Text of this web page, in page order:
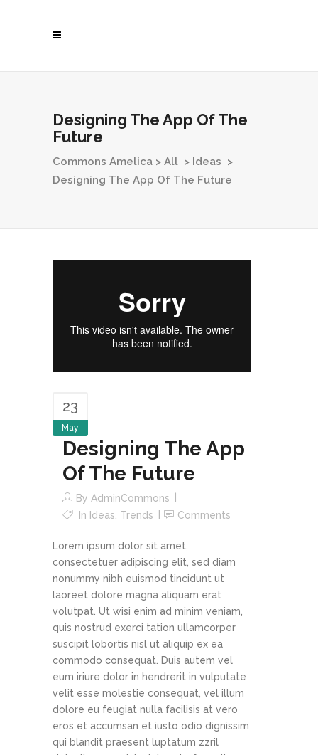
Designing The App Of The
Future
Commons Amelica > All > Ideas >
Designing The App Of The Future
23
May
Designing The App
Of The Future
By AdminCommons
In Ideas, Trends Comments
Lorem ipsum dolor sit amet,
consectetuer adipiscing elit, sed diam
nonummy nibh euismod tincidunt ut
laoreet dolore magna aliquam erat
volutpat. Ut wisi enim ad minim veniam,
quis nostrud exerci tation ullamcorper
suscipit lobortis nisl ut aliquip ex ea
commodo consequat. Duis autem vel
eum iriure dolor in hendrerit in vulputate
velit esse molestie consequat, vel illum
dolore eu feugiat nulla facilisis at vero
eros et accumsan et iusto odio dignissim
qui blandit praesent luptatum zzril